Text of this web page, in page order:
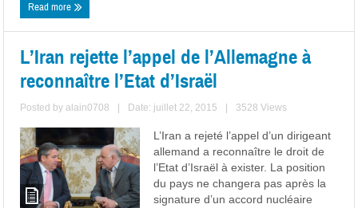
Read more
L’Iran rejette l’appel de l’Allemagne à
reconnaître l’Etat d’Israël
Posted byalain0708 Date: juillet 22, 2015 3528 Views
L’Iran a rejeté l’appel d’un dirigeant
allemand a reconnaître le droit de
l’Etat d’Israël à exister. La position
du pays ne changera pas après la
signature d’un accord nucléaire